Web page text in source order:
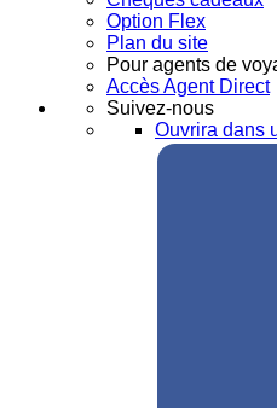
Option Flex
Plan du site
Pour agents de
Accès Agent Direct
Suivez-nous
Ouvrira dans